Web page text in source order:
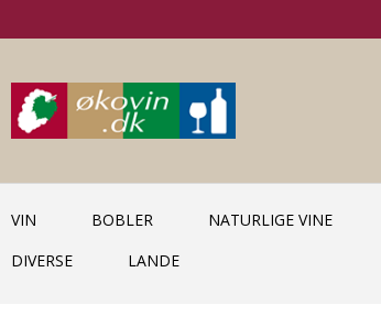
VIN BOBLER NATURLIGE VINE
DIVERSE
LANDE